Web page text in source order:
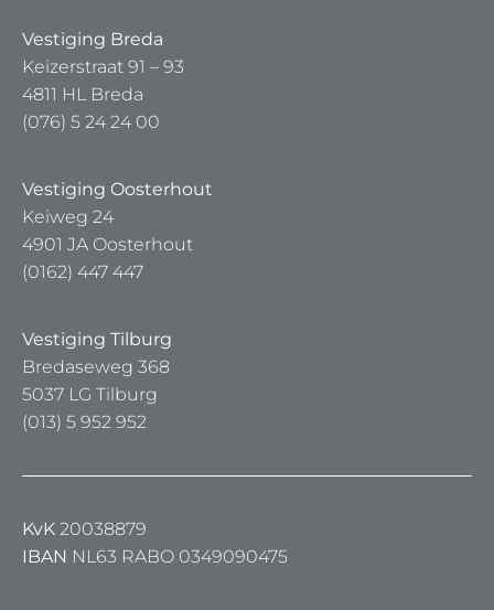
Vestiging Breda
Keizerstraat 91 – 93
4811 HL Breda
(076) 5 24 24 00
Vestiging Oosterhout
Keiweg 24
4901 JA Oosterhout
(0162) 447 447
Vestiging Tilburg
Bredaseweg 368
5037 LG Tilburg
(013) 5 952 952
KvK 20038879
IBAN NL63 RABO 0349090475